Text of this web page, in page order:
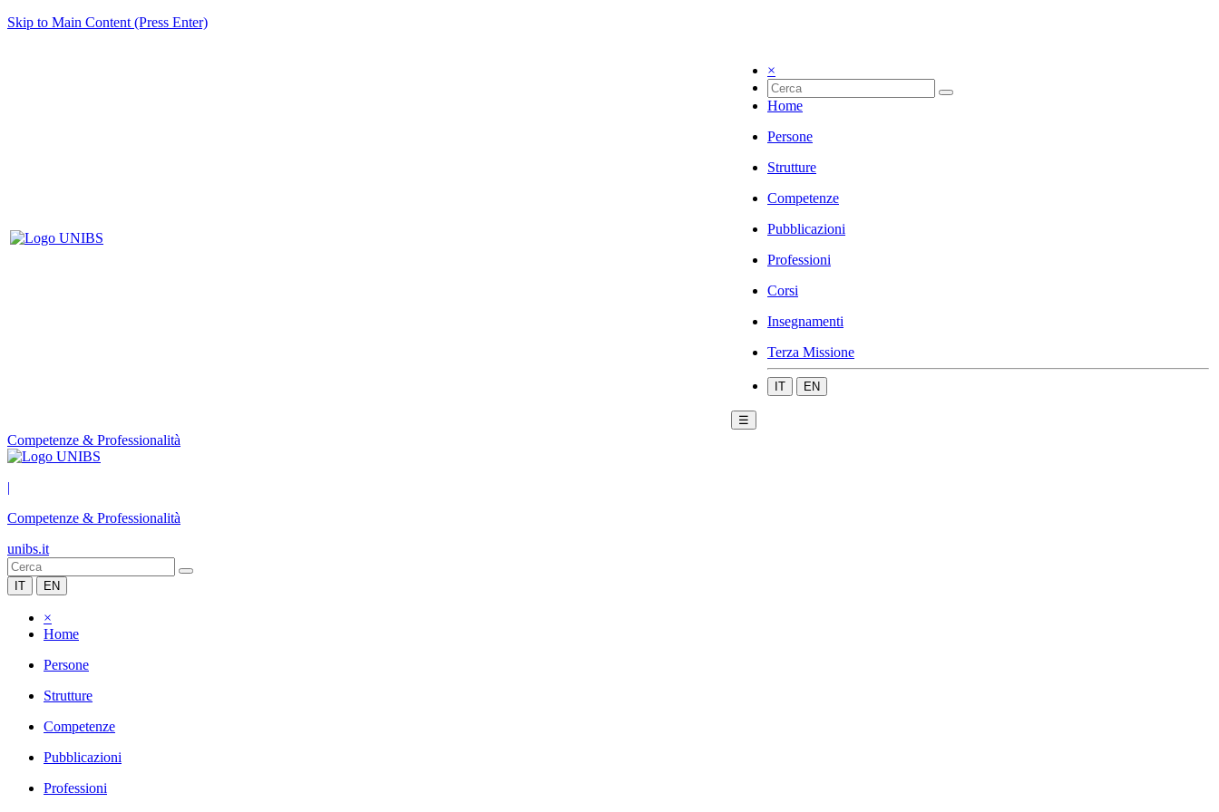
Skip to Main Content (Press Enter)
×
Home
Persone
Strutture
Competenze
Pubblicazioni
Professioni
Corsi
Insegnamenti
Terza Missione
IT EN
☰
Competenze & Professionalità
|
Competenze & Professionalità
unibs.it
IT EN
×
Home
Persone
Strutture
Competenze
Pubblicazioni
Professioni